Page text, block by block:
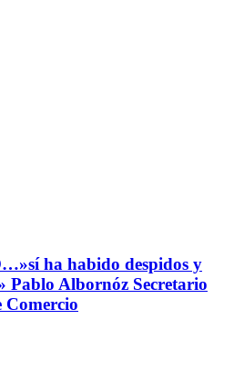
ha habido despidos y
Pablo Albornóz Secretario
Comercio